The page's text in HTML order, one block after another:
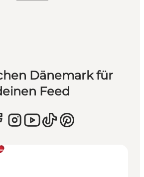
Dänemark für
Feed